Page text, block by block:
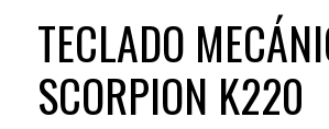
TECLADO
SCORPION K220